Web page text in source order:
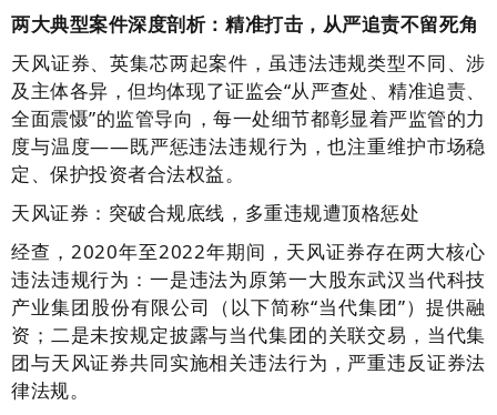
两大典型案件深度剖析：精准打击，从严追责不留死角
天风证券、英集芯两起案件，虽违法违规类型不同、涉
及主体各异，但均体现了证监会“从严查处、精准追责、
全面震慑”的监管导向，每一处细节都彰显着严监管的力
度与温度——既严惩违法违规行为，也注重维护市场稳
定、保护投资者合法权益。
天风证券：突破合规底线，多重违规遭顶格惩处
经查，2020年至2022年期间，天风证券存在两大核心
违法违规行为：一是违法为原第一大股东武汉当代科技
产业集团股份有限公司（以下简称“当代集团”）提供融
资；二是未按规定披露与当代集团的关联交易，当代集
团与天风证券共同实施相关违法行为，严重违反证券法
律法规。